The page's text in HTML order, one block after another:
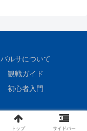
バルサについて
観戦ガイド
初心者入門
トップ サイドバー